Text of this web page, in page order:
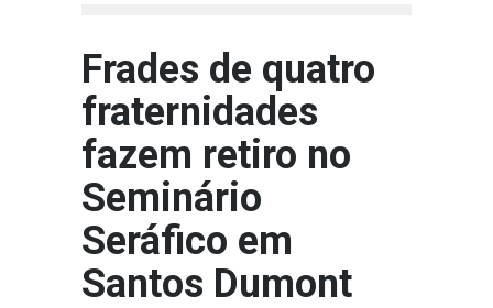
Frades de quatro
fraternidades
fazem retiro no
Seminário
Seráfico em
Santos Dumont